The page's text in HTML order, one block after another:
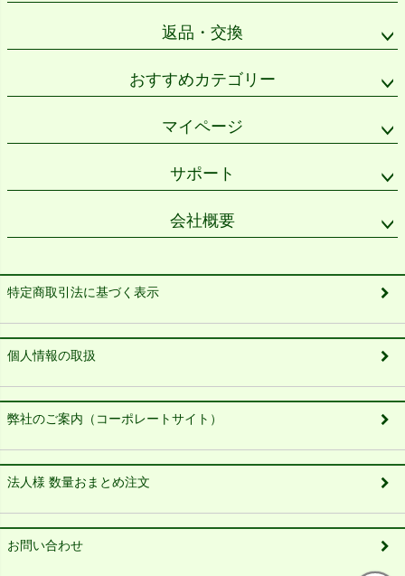
返品・交換
おすすめカテゴリー
マイページ
サポート
会社概要
特定商取引法に基づく表示
個人情報の取扱
弊社のご案内（コーポレートサイト）
法人様 数量おまとめ注文
お問い合わせ